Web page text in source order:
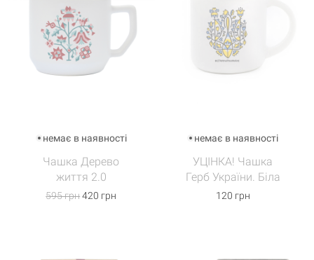
немає в наявності
Чашка Дерево
життя 2.0
595 грн420 грн
немає в наявності
УЦІНКА! Чашка
Герб України. Біла
120 грн